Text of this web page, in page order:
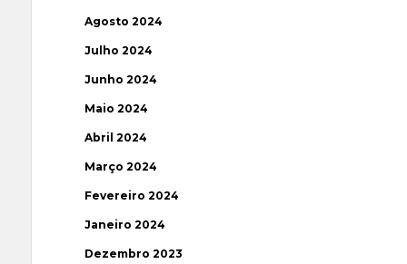
Agosto 2024
Julho 2024
Junho 2024
Maio 2024
Abril 2024
Março 2024
Fevereiro 2024
Janeiro 2024
Dezembro 2023